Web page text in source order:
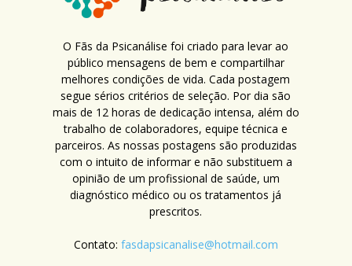
O Fãs da Psicanálise foi criado para levar ao
público mensagens de bem e compartilhar
melhores condições de vida. Cada postagem
segue sérios critérios de seleção. Por dia são
mais de 12 horas de dedicação intensa, além do
trabalho de colaboradores, equipe técnica e
parceiros. As nossas postagens são produzidas
com o intuito de informar e não substituem a
opinião de um profissional de saúde, um
diagnóstico médico ou os tratamentos já
prescritos.
Contato: fasdapsicanalise@hotmail.com